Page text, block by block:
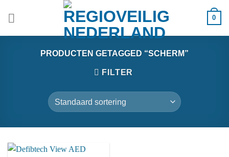
0
PRODUCTEN GETAGGED “SCHERM”
FILTER